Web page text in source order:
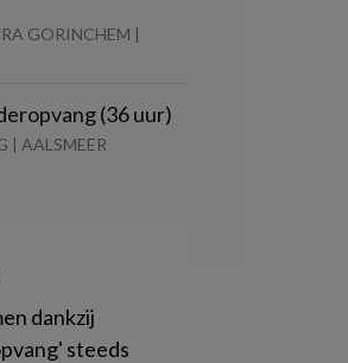
GORINCHEM |
(36 uur)
| AALSMEER
dankzij
steeds